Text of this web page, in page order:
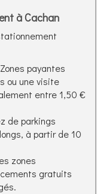
à Cachan
Zones payantes
ou une visite
entre 1,50 €
de parkings
à partir de 10
zones
gratuits